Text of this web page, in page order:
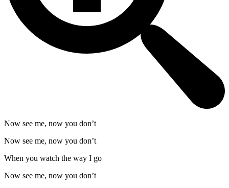
Now see me, now you don’t
Now see me, now you don’t
When you watch the way I go
Now see me, now you don’t